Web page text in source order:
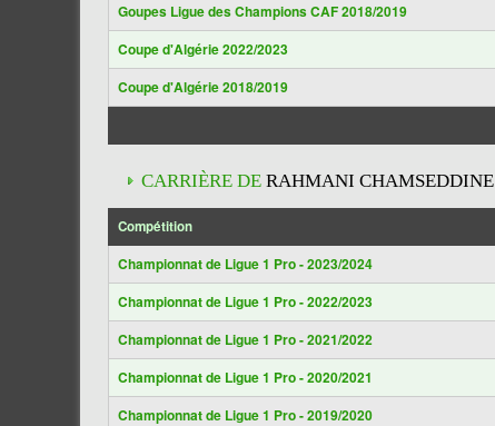
Goupes Ligue des Champions CAF 2018/2019
Coupe d'Algérie 2022/2023
Coupe d'Algérie 2018/2019
CARRIÈRE DE RAHMANI CHAMSEDDINE
Compétition
Championnat de Ligue 1 Pro - 2023/2024
Championnat de Ligue 1 Pro - 2022/2023
Championnat de Ligue 1 Pro - 2021/2022
Championnat de Ligue 1 Pro - 2020/2021
Championnat de Ligue 1 Pro - 2019/2020